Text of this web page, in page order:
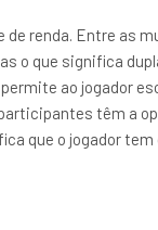
de renda. Entre as
o que significa
ao jogador
têm a
que o jogador tem